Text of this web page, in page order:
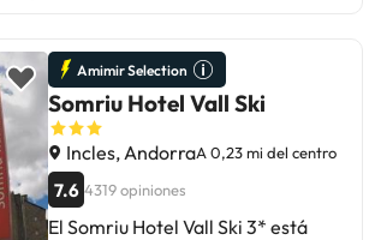
Amimir Selection
Somriu Hotel Vall Ski
Incles, AndorraA 0,23 mi del centro
7.6 4319 opiniones
El Somriu Hotel Vall Ski 3* está